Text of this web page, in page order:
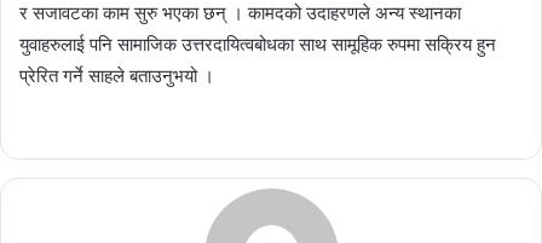
र सजावटका काम सुरु भएका छन् । कामदको उदाहरणले अन्य स्थानका
युवाहरुलाई पनि सामाजिक उत्तरदायित्वबोधका साथ सामूहिक रुपमा सक्रिय हुन
प्रेरित गर्ने साहले बताउनुभयो ।